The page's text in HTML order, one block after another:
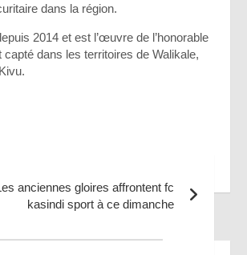
dans la région.
2014 et est l’œuvre de l’honorable
dans les territoires de Walikale,
anciennes gloires affrontent fc
kasindi sport à ce dimanche